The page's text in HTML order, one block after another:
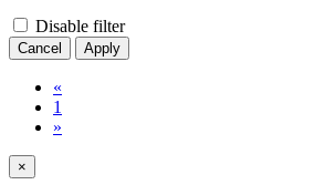
Disable filter
Cancel Apply
«
1
»
×